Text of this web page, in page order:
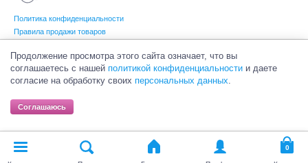
Политика конфиденциальности
Правила продажи товаров
(Косметик Стар). Все права на товарные знаки принадлежат их законным
владельцам.
Продолжение просмотра этого сайта означает, что вы
соглашаетесь с нашей политикой конфиденциальности и даете
согласие на обработку своих персональных данных.
Соглашаюсь